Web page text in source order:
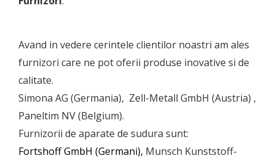
Avand in vedere cerintele clientilor noastri am ales
furnizori care ne pot oferii produse inovative si de
calitate.
Simona AG (Germania), Zell-Metall GmbH (Austria) ,
Paneltim NV (Belgium).
Furnizorii de aparate de sudura sunt:
Fortshoff GmbH (Germani), Munsch Kunststoff-